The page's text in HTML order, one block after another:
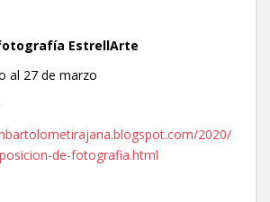
EstrellArte
al 27 de marzo
2020/
de-fotografia.html